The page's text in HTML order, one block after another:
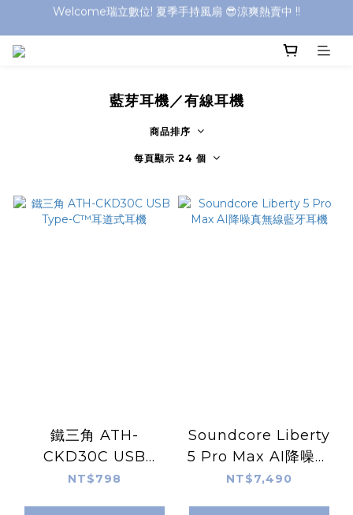
Welcome瑞立數位! 夏季手持風扇 😎涼爽熱賣中 !!
藍芽耳機／有線耳機
商品排序
每頁顯示 24 個
鐵三角 ATH-
CKD30C USB
Type-C™耳道式耳機
NT$798
Soundcore Liberty
5 Pro Max AI降噪真
無線藍牙耳機
NT$7,490